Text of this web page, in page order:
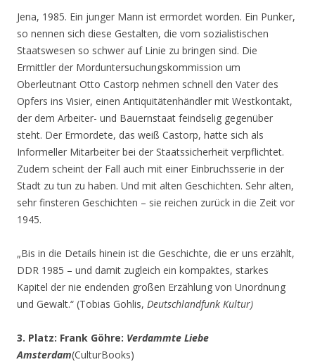
Jena, 1985. Ein junger Mann ist ermordet worden. Ein Punker,
so nennen sich diese Gestalten, die vom sozialistischen
Staatswesen so schwer auf Linie zu bringen sind. Die
Ermittler der Morduntersuchungskommission um
Oberleutnant Otto Castorp nehmen schnell den Vater des
Opfers ins Visier, einen Antiquitätenhändler mit Westkontakt,
der dem Arbeiter- und Bauernstaat feindselig gegenüber
steht. Der Ermordete, das weiß Castorp, hatte sich als
Informeller Mitarbeiter bei der Staatssicherheit verpflichtet.
Zudem scheint der Fall auch mit einer Einbruchsserie in der
Stadt zu tun zu haben. Und mit alten Geschichten. Sehr alten,
sehr finsteren Geschichten – sie reichen zurück in die Zeit vor
1945.
„Bis in die Details hinein ist die Geschichte, die er uns erzählt,
DDR 1985 – und damit zugleich ein kompaktes, starkes
Kapitel der nie endenden großen Erzählung von Unordnung
und Gewalt.“ (Tobias Gohlis, Deutschlandfunk Kultur)
3. Platz: Frank Göhre: Verdammte Liebe
Amsterdam(CulturBooks)